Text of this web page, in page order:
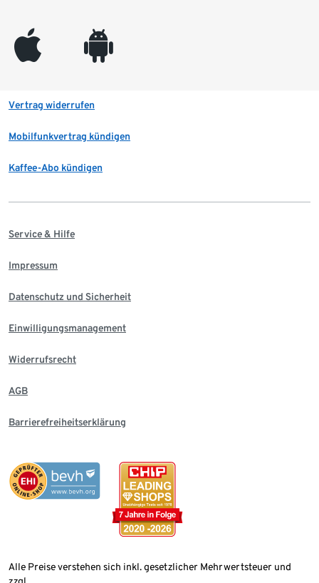
appleinc android
Vertrag widerrufen
Mobilfunkvertrag kündigen
Kaffee-Abo kündigen
Service & Hilfe
Impressum
Datenschutz und Sicherheit
Einwilligungsmanagement
Widerrufsrecht
AGB
Barrierefreiheitserklärung
Alle Preise verstehen sich inkl. gesetzlicher Mehrwertsteuer und